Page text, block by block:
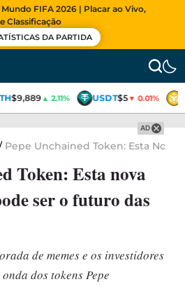
FIFA 2026 | Placar ao Vivo,
Classificação
DA PARTIDA
$9,889▲ 2.11% USDT$5▼ 0.01%
AD
Pepe Unchained Token: Esta
Token: Esta nova
ser o futuro das
de memes e os investidores
dos tokens Pepe